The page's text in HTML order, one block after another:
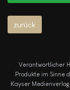
Verantwortlicher
Produkte im Sinne
Kayser Medienverlag